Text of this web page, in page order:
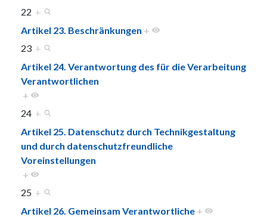
22 +
Artikel 23. Beschränkungen +
23 +
Artikel 24. Verantwortung des für die Verarbeitung
Verantwortlichen
+
24 +
Artikel 25. Datenschutz durch Technikgestaltung
und durch datenschutzfreundliche
Voreinstellungen
+
25 +
Artikel 26. Gemeinsam Verantwortliche +